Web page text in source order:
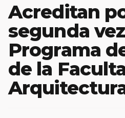
Acreditan
segunda
Programa
de la